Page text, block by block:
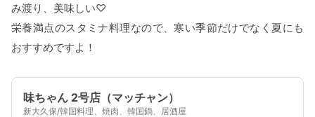
み渡り、美味しい♡
栄養満点のスタミナ料理なので、寒い季節だけでなく夏にも
おすすめですよ！
味ちゃん 2号店（マッチャン）
新大久保/韓国料理、焼肉、韓国鍋、居酒屋